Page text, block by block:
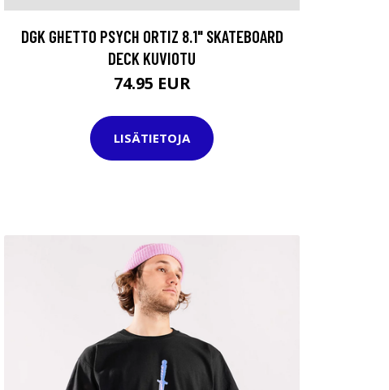
DGK GHETTO PSYCH ORTIZ 8.1" SKATEBOARD
DECK KUVIOTU
74.95 EUR
LISÄTIETOJA